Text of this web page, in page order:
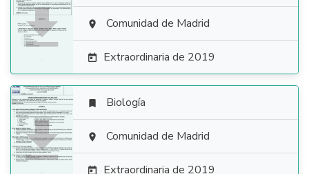
  Comunidad de Madrid
 Extraordinaria de 2019

 Biología
 Comunidad de Madrid
 Extraordinaria de 2019